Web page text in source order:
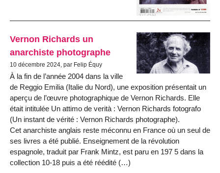
Vernon Richards un
anarchiste photographe
10 décembre 2024, par Felip Équy
À la fin de l’année 2004 dans la ville
de Reggio Emilia (Italie du Nord), une exposition présentait un
aperçu de l’œuvre photographique de Vernon Richards. Elle
était intitulée Un attimo de verità : Vernon Richards fotografo
(Un instant de vérité : Vernon Richards photographe).
Cet anarchiste anglais reste méconnu en France où un seul de
ses livres a été publié. Enseignement de la révolution
espagnole, traduit par Frank Mintz, est paru en 197 5 dans la
collec­tion 10-18 puis a été réédité (…)